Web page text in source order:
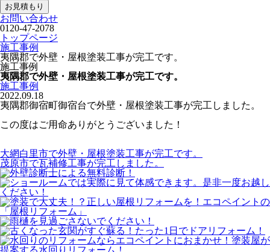
お見積もり
お問い合わせ
0120-47-2078
トップページ
施工事例
夷隅郡で外壁・屋根塗装工事が完工です。
施工事例
夷隅郡で外壁・屋根塗装工事が完工です。
施工事例
2022.09.18
夷隅郡御宿町御宿台で外壁・屋根塗装工事が完工しました。
この度はご用命ありがとうございました！
大網白里市で外壁・屋根塗装工事が完工です。
茂原市で瓦補修工事が完工しました。